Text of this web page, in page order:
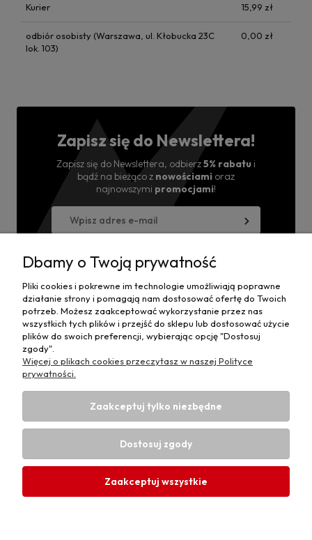
Kurier 15,99 zł
odbiór osobisty(Warszawa, ul. Kłobucka 23C
lok. 103)
0,00 zł
Zapisz się do Newslettera!
Zapisz się do Newslettera, odbierz5% rabatu i
bądź na bieżąco z nowościami oraz
najnowszymi promocjami!
Moje konto
Płatności i dostawa
Informacje
Projekt i wykonanie:Ecommercy.pl
Dbamy o Twoją prywatność
Pliki cookies i pokrewne im technologie umożliwiają poprawne
działanie strony i pomagają nam dostosować ofertę do Twoich
potrzeb. Możesz zaakceptować wykorzystanie przez nas
wszystkich tych plików i przejść do sklepu lub dostosować użycie
plików do swoich preferencji, wybierając opcję "Dostosuj
zgody".
Więcej o plikach cookies przeczytasz w naszej Polityce
prywatności.
Zaakceptuj tylko niezbędne
Dostosuj zgody
Zaakceptuj wszystkie